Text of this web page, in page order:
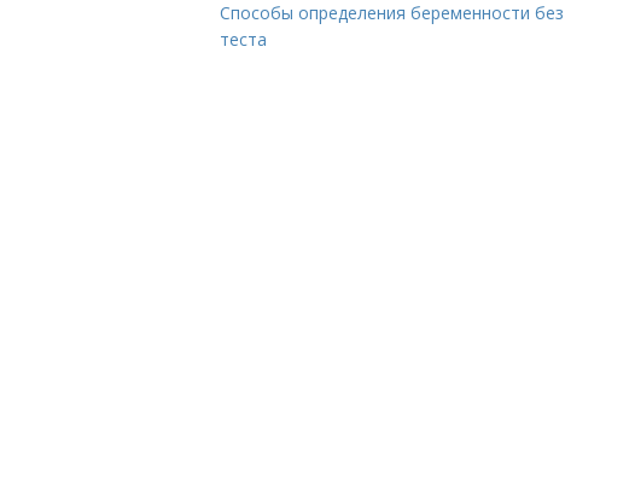
Способы определения беременности без
теста